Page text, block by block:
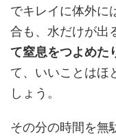
でキレイに体外に
合も、水だけが出
て窒息をつよめた
て、いいことはほ
しょう。
その分の時間を無